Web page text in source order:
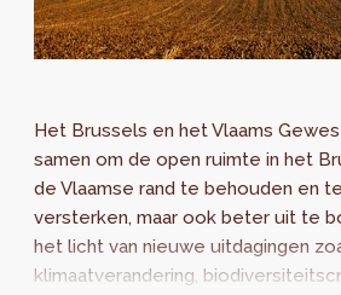
Het Brussels en het Vlaams
samen om de open ruimte in het
de Vlaamse rand te behouden en te
versterken, maar ook beter uit te
het licht van nieuwe uitdagingen
klimaatverandering,